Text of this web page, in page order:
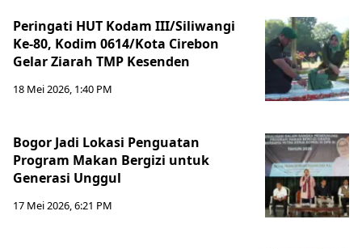
Peringati HUT Kodam III/Siliwangi
Ke-80, Kodim 0614/Kota Cirebon
Gelar Ziarah TMP Kesenden
18 Mei 2026, 1:40 PM
Bogor Jadi Lokasi Penguatan
Program Makan Bergizi untuk
Generasi Unggul
17 Mei 2026, 6:21 PM